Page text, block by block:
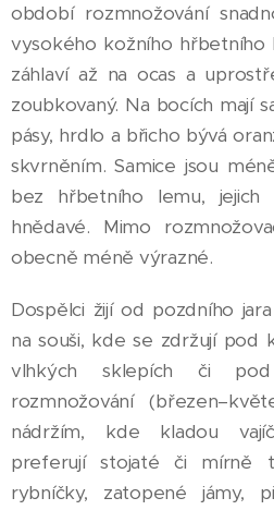
období rozmnožování
vysokého kožního hřbetního
záhlaví až na ocas a
zoubkovaný. Na bocích mají
pásy, hrdlo a břicho bývá
skvrněním. Samice jsou
bez hřbetního lemu,
hnědavé. Mimo
obecně méně výrazné.
Dospělci žijí od pozdního
na souši, kde se zdržují pod
vlhkých sklepích či
rozmnožování
nádržím, kde kladou
preferují stojaté či mírně
rybníčky, zatopené jámy,